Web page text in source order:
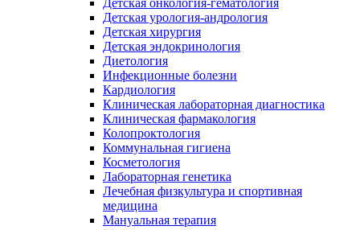
Детская онкология-гематология
Детская урология-андрология
Детская хирургия
Детская эндокринология
Диетология
Инфекционные болезни
Кардиология
Клиническая лабораторная диагностика
Клиническая фармакология
Колопроктология
Коммунальная гигиена
Косметология
Лабораторная генетика
Лечебная физкультура и спортивная
медицина
Мануальная терапия